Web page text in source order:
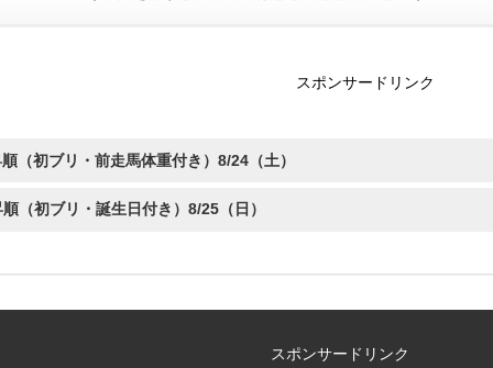
スポンサードリンク
（初ブリ・前走馬体重付き）8/24（土）
（初ブリ・誕生日付き）8/25（日）
スポンサードリンク